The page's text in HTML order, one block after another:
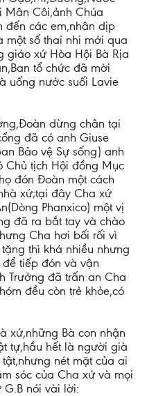
Mân Côi,ảnh Chúa
đến các em,nhân dịp
một số thai nhi mới qua
giáo xứ Hòa Hội Bà Rịa
tổ chức đã mời
uống nước suối Lavie
dừng chân tại
đã có anh Giuse
Bảo vệ Sự sống) anh
Chủ tịch Hội đồng Mục
đón Đoàn một cách
xứ;tại đây Cha xứ
Phanxico) một vị
đã ra bắt tay và chào
Cha hơi bối rối vì
thì khá nhiều nhưng
tiếp đón và vận
Trưởng đã trấn an Cha
đều còn trẻ khỏe,có
xứ,những Bà con nhận
tự,hầu hết là người già
nét mặt của ai
sóc của Cha xứ và mọi
nói vài lời: